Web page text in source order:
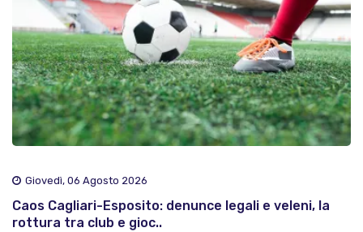
Giovedì, 06 Agosto 2026
Caos Cagliari-Esposito: denunce legali e veleni, la
rottura tra club e gioc..